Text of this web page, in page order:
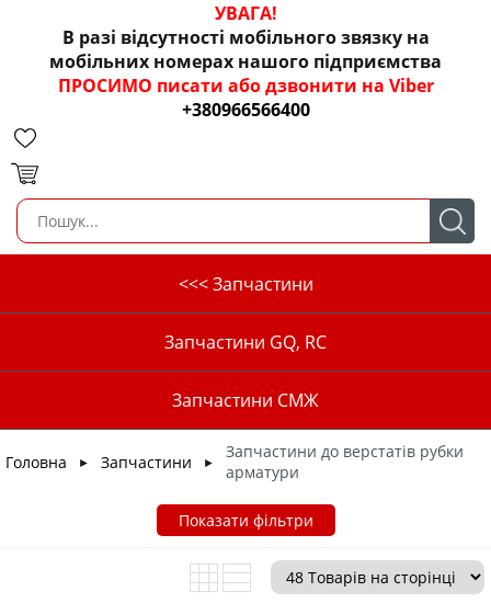
УВАГА!
В разі відсутності мобільного звязку на
мобільних номерах нашого підприємства
ПРОСИМО писати або дзвонити на Viber
+380966566400
<<< Запчастини
Запчастини GQ, RC
Запчастини СМЖ
Головна ► Запчастини ►
Запчастини до верстатів рубки
арматури
Показати фільтри